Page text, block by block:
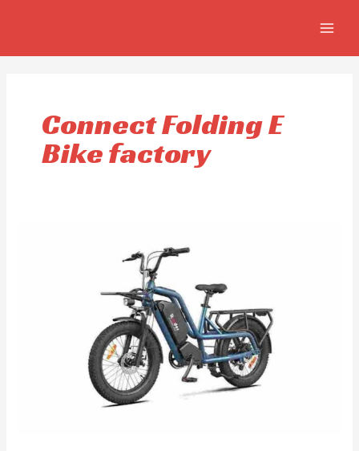
Connect Folding E
Bike factory